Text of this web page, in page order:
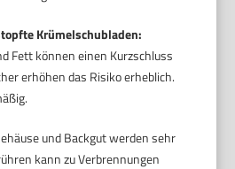
Krümelschubladen:
Fett können einen Kurzschluss
erhöhen das Risiko erheblich.
und Backgut werden sehr
kann zu Verbrennungen